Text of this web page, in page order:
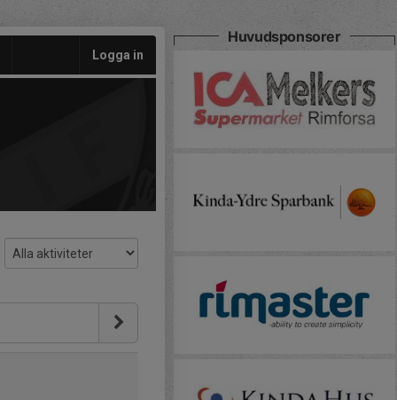
Logga in
Huvudsponsorer